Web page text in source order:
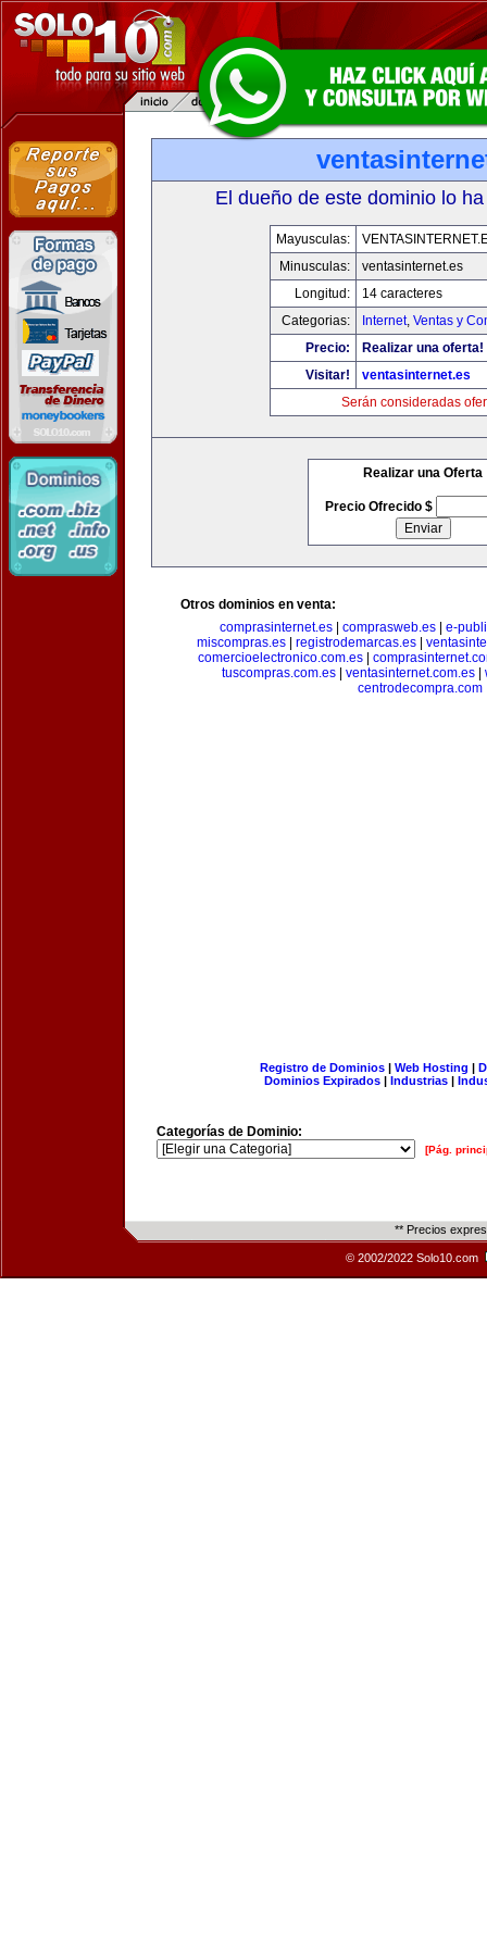
El dueño de este dominio lo
Mayusculas:
Minusculas:
ventasinternet.es
Longitud:
14 caracteres
Categorias:
Internet, Ventas y
Precio:
Realizar una oferta!
Visitar!
ventasinternet.es
Serán consideradas
Realizar una Oferta
Precio Ofrecido $
Otros dominios en venta:
comprasinternet.es
comprasweb.es
e-
miscompras.es
registrodemarcas.es
comercioelectronico.com.es
tuscompras.com.es| ventasinternet.com.es|
centrodecompra.com
Registro de Dominios| Web Hosting |
Dominios Expirados | Industrias |
Categorías de Dominio:
[Pág.
** Precios
© 2002/2022 Solo10.com